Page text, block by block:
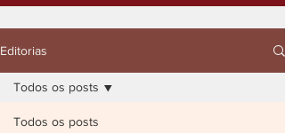
Editorias
Todos os posts
Todos os posts